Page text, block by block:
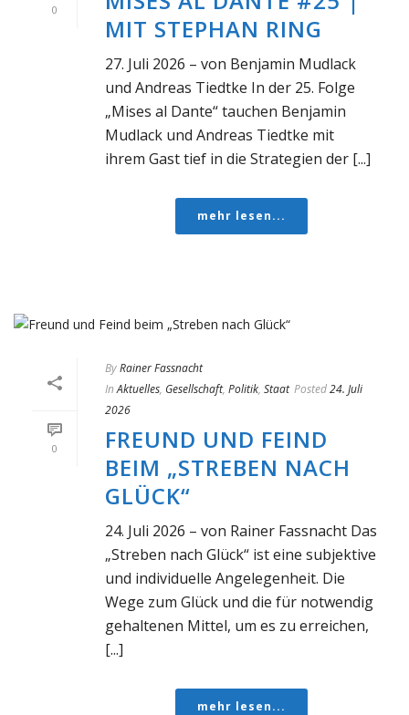
0
MIT STEPHAN RING
27. Juli 2026 – von Benjamin Mudlack
und Andreas Tiedtke In der 25. Folge
„Mises al Dante“ tauchen Benjamin
Mudlack und Andreas Tiedtke mit
ihrem Gast tief in die Strategien der [...]
mehr lesen...
0
ByRainer Fassnacht
In Aktuelles, Gesellschaft, Politik, Staat Posted24. Juli
2026
FREUND UND FEIND
BEIM „STREBEN NACH
GLÜCK“
24. Juli 2026 – von Rainer Fassnacht Das
„Streben nach Glück“ ist eine subjektive
und individuelle Angelegenheit. Die
Wege zum Glück und die für notwendig
gehaltenen Mittel, um es zu erreichen,
[...]
mehr lesen...